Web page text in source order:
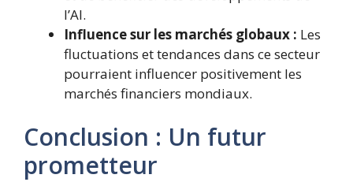
l’AI.
Influence sur les marchés globaux : Les
fluctuations et tendances dans ce secteur
pourraient influencer positivement les
marchés financiers mondiaux.
Conclusion : Un futur
prometteur